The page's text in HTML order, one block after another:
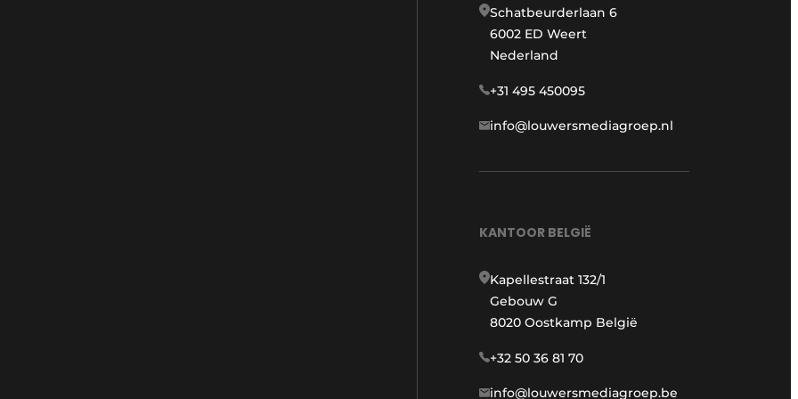
Schatbeurderlaan 6
6002 ED Weert
Nederland
+31 495 450095
info@louwersmediagroep.nl
KANTOOR BELGIË
Kapellestraat 132/1
Gebouw G
8020 Oostkamp België
+32 50 36 81 70
info@louwersmediagroep.be